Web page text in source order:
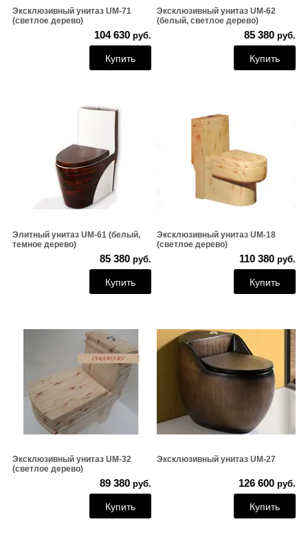
Эксклюзивный унитаз UM-71
(светлое дерево)
104 630руб.
Купить
Эксклюзивный унитаз UM-62
(белый, светлое дерево)
85 380 руб.
Купить
Элитный унитаз UM-61 (белый,
темное дерево)
85 380руб.
Купить
Эксклюзивный унитаз UM-18
(светлое дерево)
110 380 руб.
Купить
Эксклюзивный унитаз UM-32
(светлое дерево)
89 380руб.
Купить
Эксклюзивный унитаз UM-27
126 600 руб.
Купить